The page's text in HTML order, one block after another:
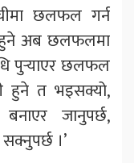
छलफल गर्न
अब छलफलमा
पुर्‍याएर छलफल
हुने त भइसक्यो,
जानुपर्छ,
।’